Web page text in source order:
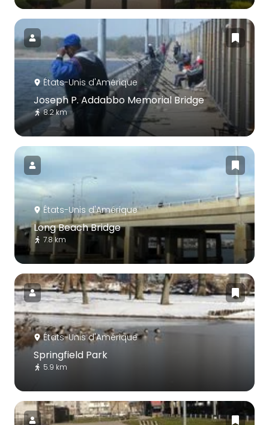
États-Unis d'Amérique
Joseph P. Addabbo Memorial Bridge
8.2 km
États-Unis d'Amérique
Long Beach Bridge
7.8 km
États-Unis d'Amérique
Springfield Park
5.9 km